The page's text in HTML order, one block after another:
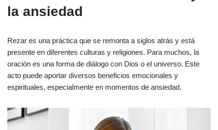
la ansiedad
Rezar es una práctica que se remonta a siglos atrás y está
presente en diferentes culturas y religiones. Para muchos, la
oración es una forma de diálogo con Dios o el universo. Este
acto puede aportar diversos beneficios emocionales y
espirituales, especialmente en momentos de ansiedad.